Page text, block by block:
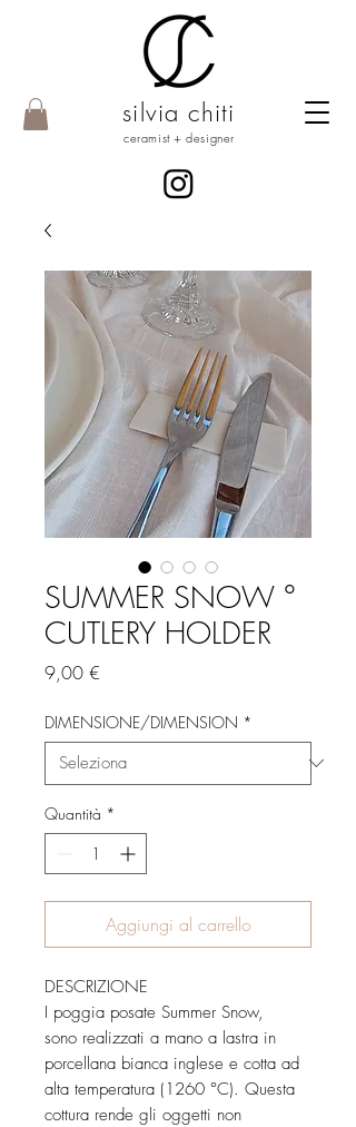
silvia chiti
ceramist + designer
SUMMER SNOW °
CUTLERY HOLDER
9,00 €
DIMENSIONE/DIMENSION *
Quantità *
Aggiungi al carrello
DESCRIZIONE
I poggia posate Summer Snow,
sono realizzati a mano a lastra in
porcellana bianca inglese e cotta ad
alta temperatura (1260 °C). Questa
cottura rende gli oggetti non